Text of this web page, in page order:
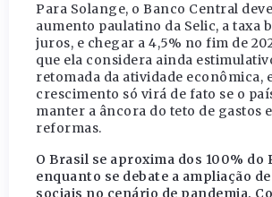
Para Solange, o Banco Central
aumento paulatino da Selic, a taxa
juros, e chegar a 4,5% no fim de
que ela considera ainda
retomada da atividade econômica,
crescimento só virá de fato se o
manter a âncora do teto de gastos
reformas.
O Brasil se aproxima dos 100% do
enquanto se debate a ampliação
sociais no cenário de pandemia.